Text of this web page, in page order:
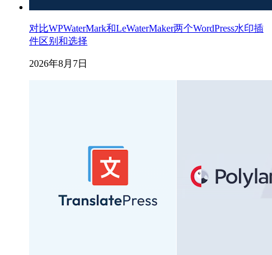
对比WPWaterMark和LeWaterMaker两个WordPress水印插
件区别和选择
2026年8月7日